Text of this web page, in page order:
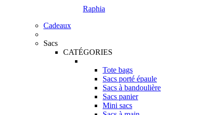
Raphia
Cadeaux
Sacs
CATÉGORIES
Tote bags
Sacs porté épaule
Sacs à bandoulière
Sacs panier
Mini sacs